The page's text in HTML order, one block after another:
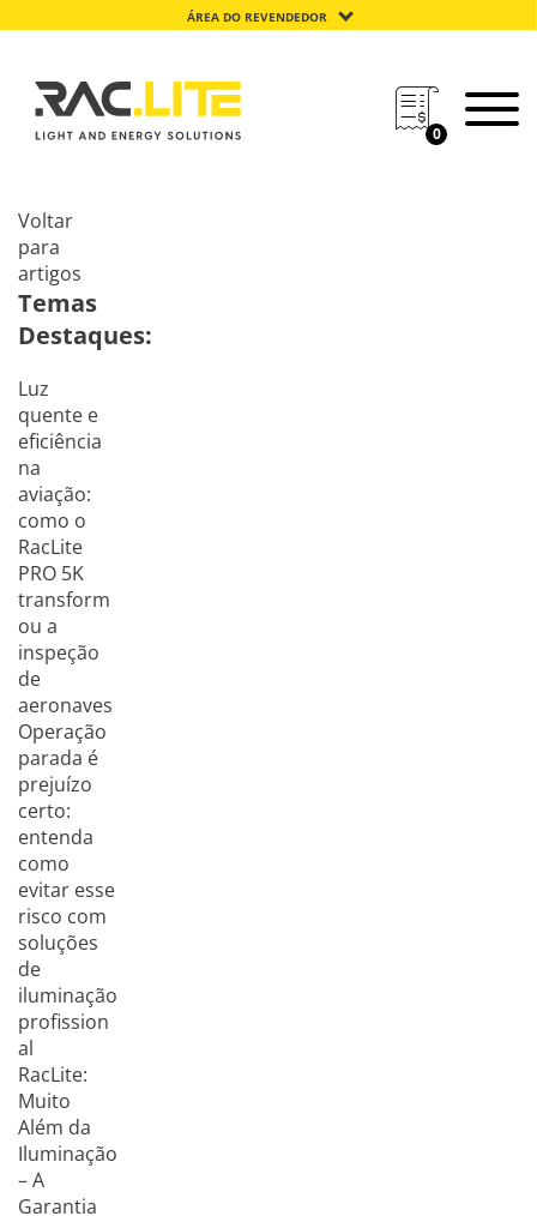
ÁREA DO REVENDEDOR
0
Voltar
para
artigos
Temas
Destaques:
Luz
quente e
eficiência
na
aviação:
como o
RacLite
PRO 5K
transform
ou a
inspeção
de
aeronaves
Operação
parada é
prejuízo
certo:
entenda
como
evitar esse
risco com
soluções
de
iluminação
profission
al
RacLite:
Muito
Além da
Iluminação
– A
Garantia